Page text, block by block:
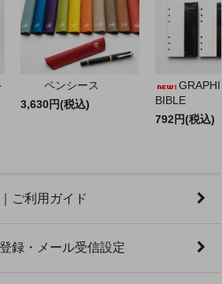
ペンシース
3,630円(税込)
BIBLE
792円(税込)
ご利用ガイド
録・メール受信設定